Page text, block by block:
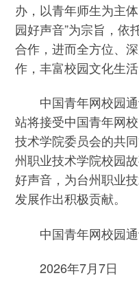
办，以青年师生为主
园好声音”为宗旨，依
合作，进而全方位、
作，丰富校园文化生
中国青年网校园通
站将接受中国青年网
技术学院委员会的共
州职业技术学院校园
好声音，为台州职业
发展作出积极贡献。
中国青年网校园通
2026年7月7日